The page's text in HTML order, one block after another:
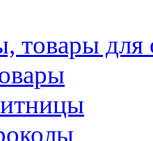
товары для